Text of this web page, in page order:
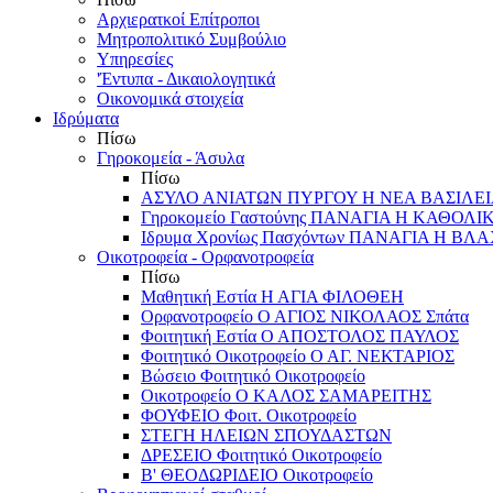
Αρχιερατκοί Επίτροποι
Μητροπολιτικό Συμβούλιο
Υπηρεσίες
'Έντυπα - Δικαιολογητικά
Οικονομικά στοιχεία
Ιδρύματα
Πίσω
Γηροκομεία - Άσυλα
Πίσω
ΑΣΥΛΟ ΑΝΙΑΤΩΝ ΠΥΡΓΟΥ Η ΝΕΑ
Γηροκομείο Γαστούνης ΠΑΝΑΓΙΑ Η
Ιδρυμα Χρονίως Πασχόντων ΠΑΝΑΓΙΑ Η
Οικοτροφεία - Ορφανοτροφεία
Πίσω
Μαθητική Εστία Η ΑΓΙΑ ΦΙΛΟΘΕΗ
Ορφανοτροφείο Ο ΑΓΙΟΣ ΝΙΚΟΛΑΟΣ Σπάτα
Φοιτητική Εστία Ο ΑΠΟΣΤΟΛΟΣ ΠΑΥΛΟΣ
Φοιτητικό Οικοτροφείο Ο ΑΓ. ΝΕΚΤΑΡΙΟΣ
Βώσειο Φοιτητικό Οικοτροφείο
Οικοτροφείο Ο ΚΑΛΟΣ ΣΑΜΑΡΕΙΤΗΣ
ΦΟΥΦΕΙΟ Φοιτ. Οικοτροφείο
ΣΤΕΓΗ ΗΛΕΙΩΝ ΣΠΟΥΔΑΣΤΩΝ
ΔΡΕΣΕΙΟ Φοιτητικό Οικοτροφείο
Β' ΘΕΟΔΩΡΙΔΕΙΟ Οικοτροφείο